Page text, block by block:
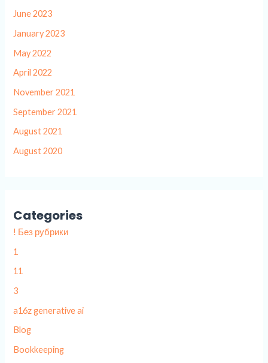
June 2023
January 2023
May 2022
April 2022
November 2021
September 2021
August 2021
August 2020
Categories
! Без рубрики
1
11
3
a16z generative ai
Blog
Bookkeeping